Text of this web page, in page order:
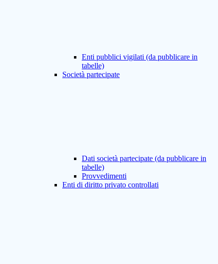
Enti pubblici vigilati (da pubblicare in
tabelle)
Società partecipate
Dati società partecipate (da pubblicare in
tabelle)
Provvedimenti
Enti di diritto privato controllati